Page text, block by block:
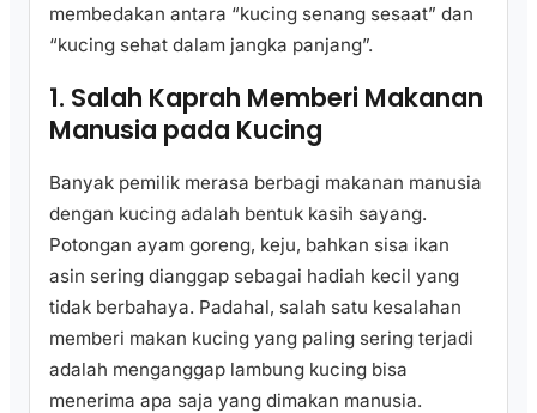
membedakan antara “kucing senang sesaat” dan
“kucing sehat dalam jangka panjang”.
1. Salah Kaprah Memberi Makanan
Manusia pada Kucing
Banyak pemilik merasa berbagi makanan manusia
dengan kucing adalah bentuk kasih sayang.
Potongan ayam goreng, keju, bahkan sisa ikan
asin sering dianggap sebagai hadiah kecil yang
tidak berbahaya. Padahal, salah satu kesalahan
memberi makan kucing yang paling sering terjadi
adalah menganggap lambung kucing bisa
menerima apa saja yang dimakan manusia.